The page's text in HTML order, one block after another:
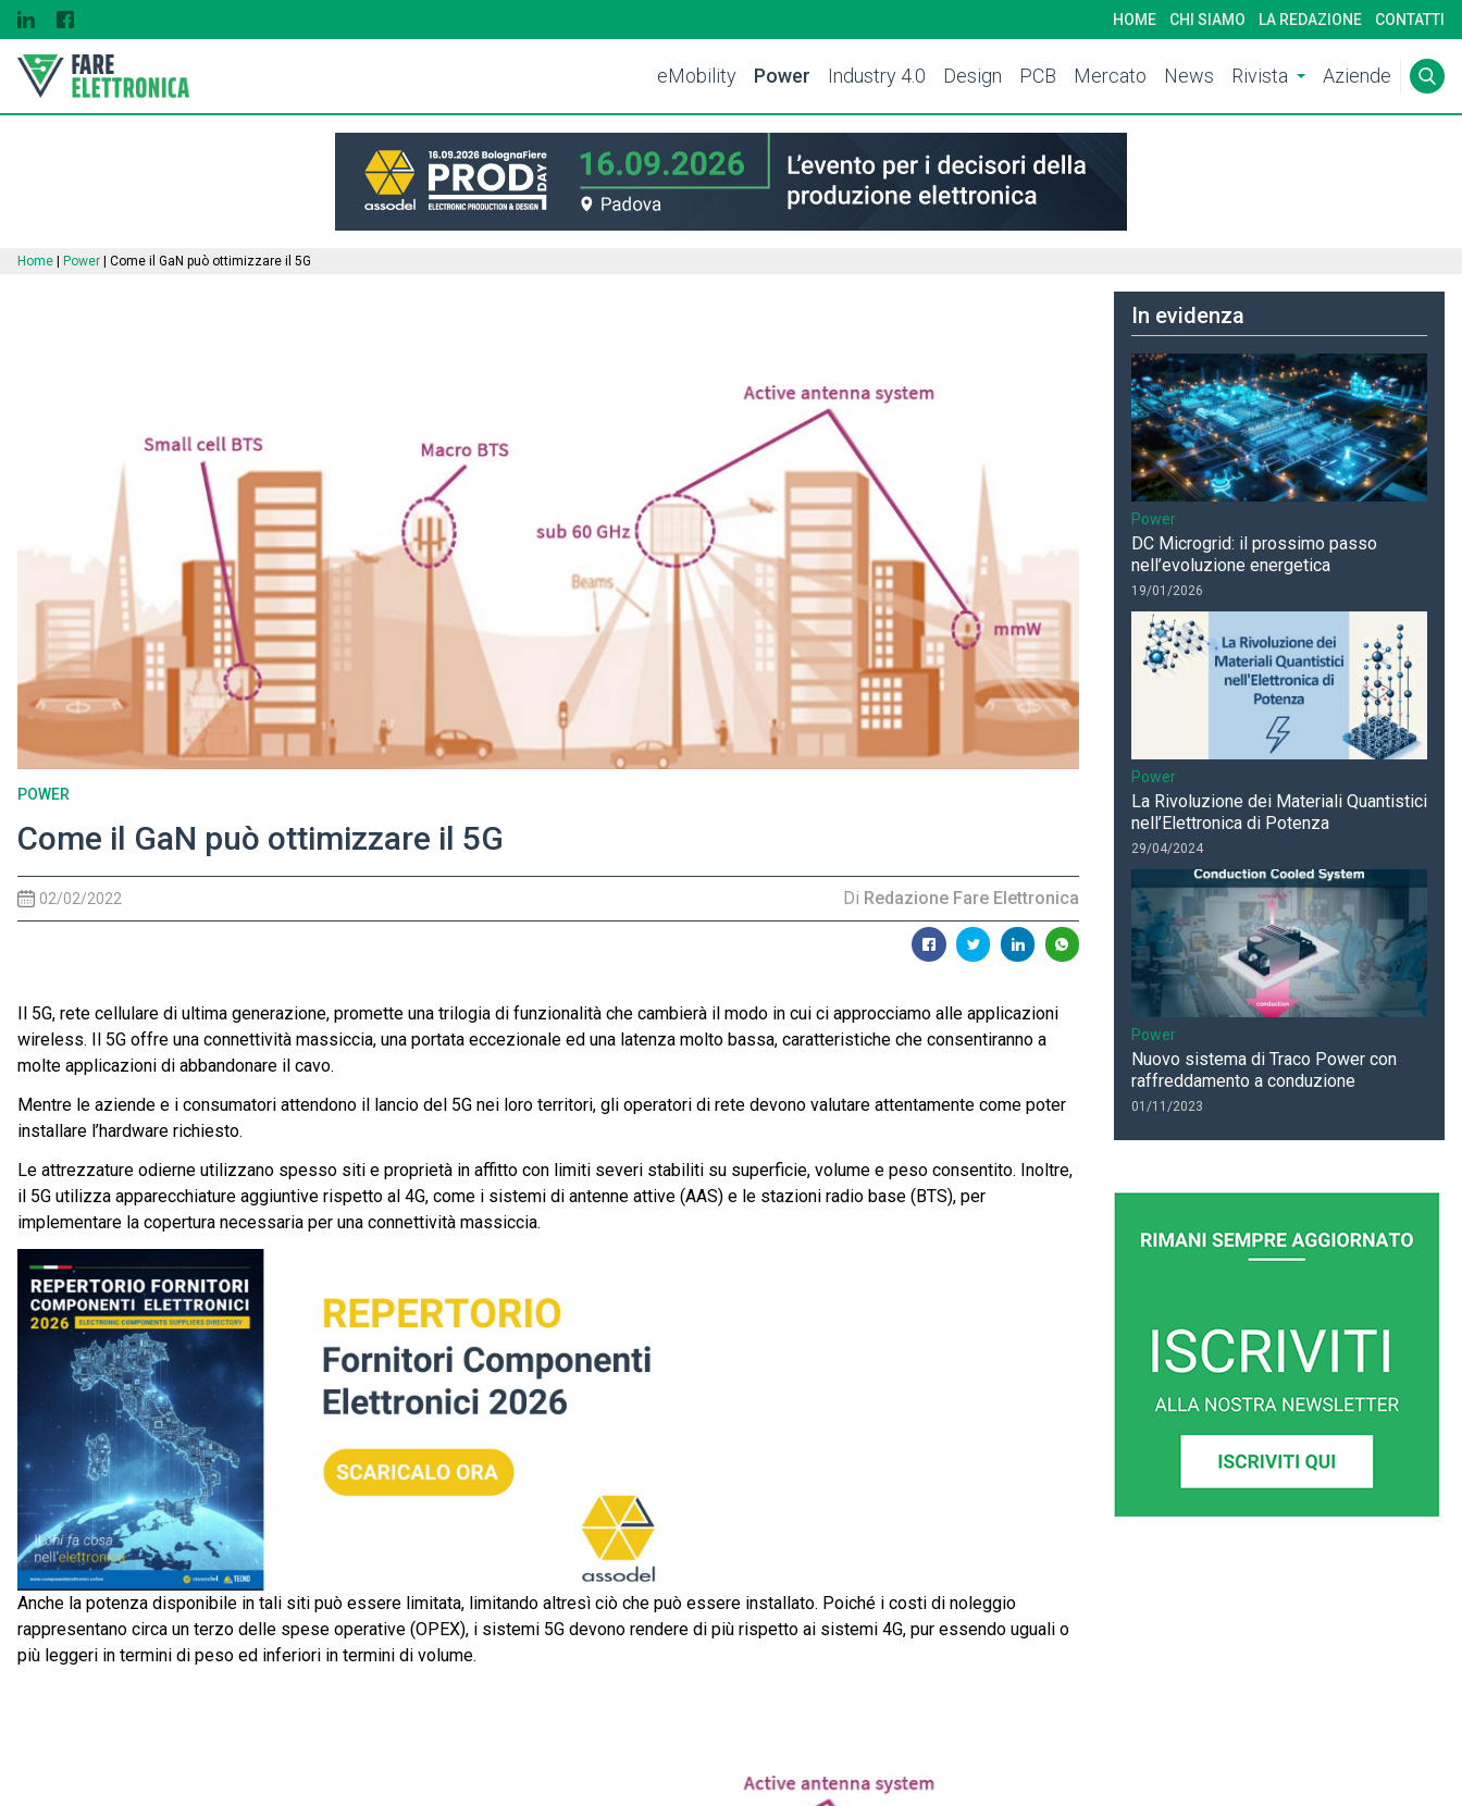
HOME CHI SIAMO LA REDAZIONE CONTATTI
eMobility Power Industry 4.0 Design PCB Mercato News Rivista Aziende
Home Power Come il GaN può ottimizzare il 5G
POWER
Come il GaN può ottimizzare il 5G
02/02/2022 Di Redazione Fare Elettronica
Il 5G, rete cellulare di ultima generazione, promette una trilogia di funzionalità che cambierà il modo in cui ci approcciamo alle applicazioni
wireless. Il 5G offre una connettività massiccia, una portata eccezionale ed una latenza molto bassa, caratteristiche che consentiranno a
molte applicazioni di abbandonare il cavo.
Mentre le aziende e i consumatori attendono il lancio del 5G nei loro territori, gli operatori di rete devono valutare attentamente come poter
installare l’hardware richiesto.
Le attrezzature odierne utilizzano spesso siti e proprietà in affitto con limiti severi stabiliti su superficie, volume e peso consentito. Inoltre,
il 5G utilizza apparecchiature aggiuntive rispetto al 4G, come i sistemi di antenne attive (AAS) e le stazioni radio base (BTS), per
implementare la copertura necessaria per una connettività massiccia.
Anche la potenza disponibile in tali siti può essere limitata, limitando altresì ciò che può essere installato. Poiché i costi di noleggio
rappresentano circa un terzo delle spese operative (OPEX), i sistemi 5G devono rendere di più rispetto ai sistemi 4G, pur essendo uguali o
più leggeri in termini di peso ed inferiori in termini di volume.
In evidenza
Power
DC Microgrid: il prossimo passo
nell’evoluzione energetica
19/01/2026
Power
La Rivoluzione dei Materiali Quantistici
nell’Elettronica di Potenza
29/04/2024
Power
Nuovo sistema di Traco Power con
raffreddamento a conduzione
01/11/2023